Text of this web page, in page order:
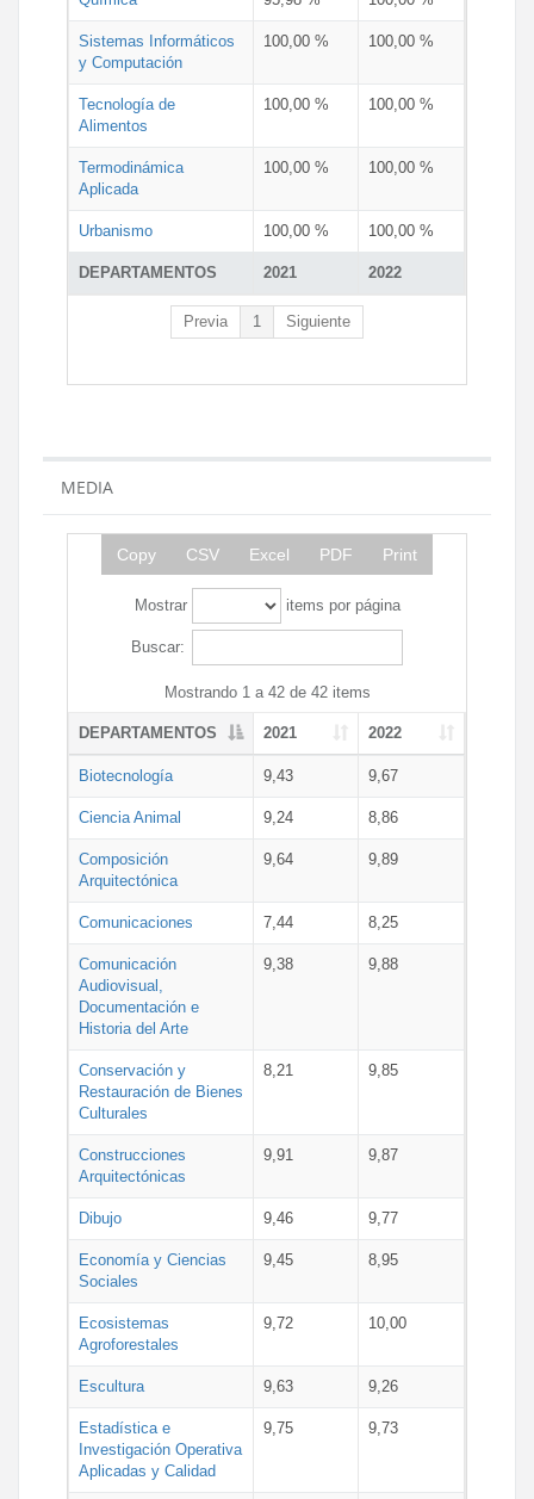
DEPARTAMENTOS 2021 2022
Sistemas Informáticos
y Computación
100,00 % 100,00 %
Tecnología de
Alimentos
100,00 % 100,00 %
Termodinámica
Aplicada
100,00 % 100,00 %
Urbanismo 100,00 % 100,00 %
Previa 1 Siguiente
MEDIA
Copy CSV Excel PDF Print
Mostrar items por página
Buscar:
Mostrando 1 a 42 de 42 items
DEPARTAMENTOS 2021 2022
Biotecnología 9,43 9,67
Ciencia Animal 9,24 8,86
Composición
Arquitectónica
9,64 9,89
Comunicaciones 7,44 8,25
Comunicación
Audiovisual,
Documentación e
Historia del Arte
9,38 9,88
Conservación y
Restauración de Bienes
Culturales
8,21 9,85
Construcciones
Arquitectónicas
9,91 9,87
Dibujo 9,46 9,77
Economía y Ciencias
Sociales
9,45 8,95
Ecosistemas
Agroforestales
9,72 10,00
Escultura 9,63 9,26
Estadística e
Investigación Operativa
Aplicadas y Calidad
9,75 9,73